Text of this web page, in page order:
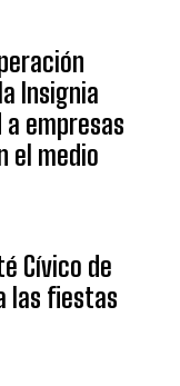
Insignia
a empresas
el medio
Cívico de
las fiestas